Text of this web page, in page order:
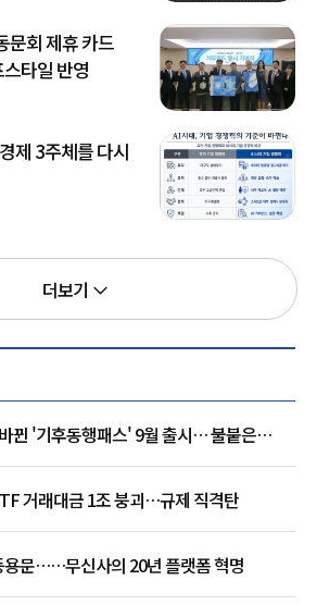
문회 제휴 카드
타일 반영
제 3주체를 다시
더보기
뀐 '기후동행패스' 9월 출시… 불붙은
거래대금 1조 붕괴…규제 직격탄
용문……무신사의 20년 플랫폼 혁명